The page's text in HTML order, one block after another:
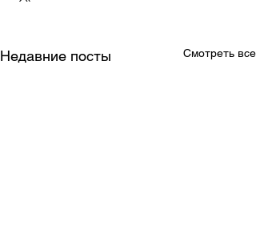
Недавние посты Смотреть все